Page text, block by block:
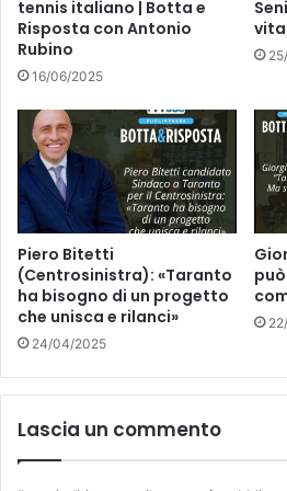
tennis italiano | Botta e
Risposta con Antonio
Rubino
16/06/2025
Piero Bitetti
(Centrosinistra): «Taranto
ha bisogno di un progetto
che unisca e rilanci»
24/04/2025
Lascia un commento